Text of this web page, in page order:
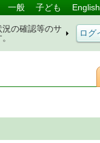
一般 子ども English
況の確認等のサ